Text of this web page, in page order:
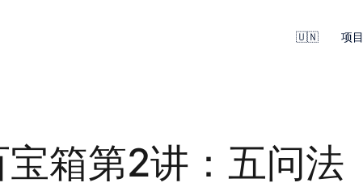
🇺🇳 项目
箱第2讲：五问法